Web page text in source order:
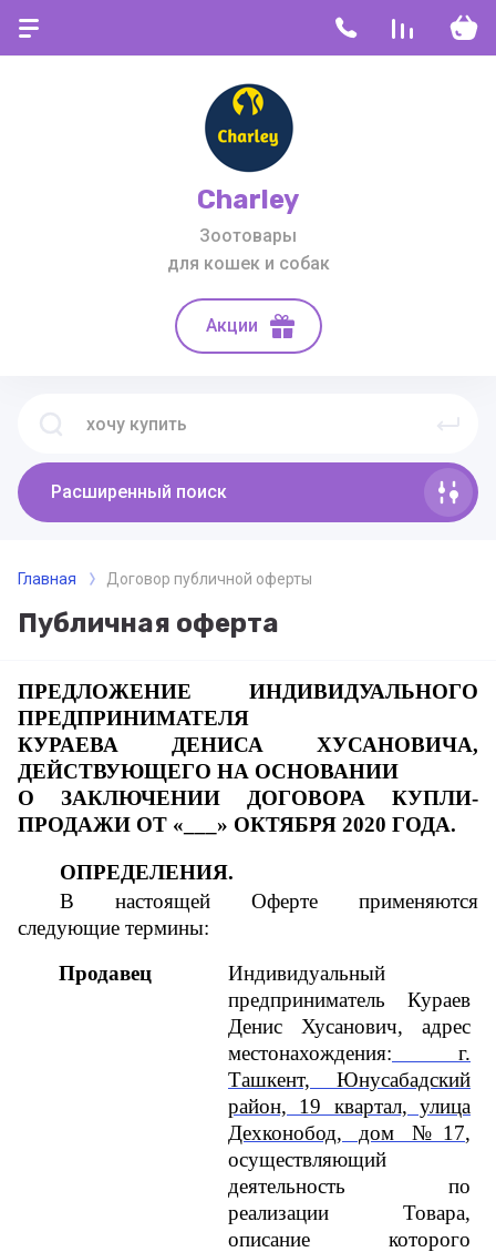
Charley
Зоотовары
для кошек и собак
Акции
Расширенный поиск
Главная Договор публичной оферты
Публичная оферта
ПРЕДЛОЖЕНИЕ ИНДИВИДУАЛЬНОГО
ПРЕДПРИНИМАТЕЛЯ
КУРАЕВА ДЕНИСА ХУСАНОВИЧА,
ДЕЙСТВУЮЩЕГО НА ОСНОВАНИИ
О ЗАКЛЮЧЕНИИ ДОГОВОРА КУПЛИ-
ПРОДАЖИ ОТ «___» ОКТЯБРЯ 2020 ГОДА.
ОПРЕДЕЛЕНИЯ.
В настоящей Оферте применяются
следующие термины:
Продавец
Индивидуальный
предприниматель Кураев
Денис Хусанович, адрес
местонахождения: г.
Ташкент, Юнусабадский
район, 19 квартал, улица
Дехконобод, дом №17,
осуществляющий
деятельность по
реализации Товара,
описание которого